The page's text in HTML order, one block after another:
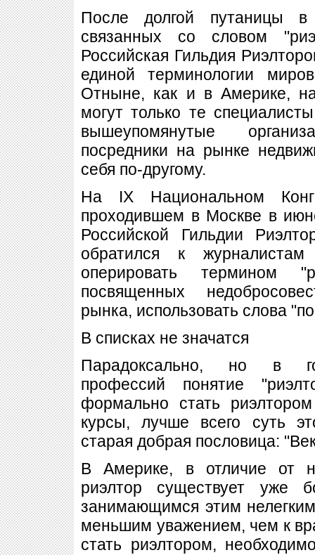
После долгой путаницы в
связанных со словом
Российская Гильдия
единой терминологии
Отныне, как и в Америке,
могут только те
вышеупомянутые
посредники на рынке
себя по-другому.
На IX Национальном
проходившем в Москве в
Российской Гильдии
обратился к
оперировать термином
посвященных
рынка, использовать слова
В списках не значатся
Парадоксально, но в
профессий понятие
формально стать
курсы, лучше всего суть
старая добрая пословица:
В Америке, в отличие от
риэлтор существует уже
занимающимся этим
меньшим уважением, чем к
стать риэлтором,